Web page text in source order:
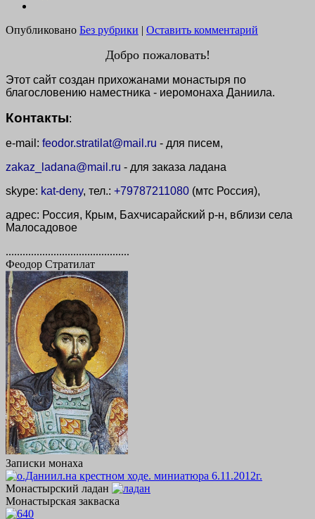
Опубликовано Без рубрики | Оставить комментарий
Добро пожаловать!
Этот сайт создан прихожанами монастыря по
благословению наместника - иеромонаха Даниила.
Контакты:
e-mail: feodor.stratilat@mail.ru - для писем,
zakaz_ladana@mail.ru - для заказа ладана
skype: kat-deny, тел.: +79787211080 (мтс Россия),
адрес: Россия, Крым, Бахчисарайский р-н, вблизи села
Малосадовое
............................................
Феодор Стратилат
Записки монаха
Монастырский ладан
Монастырская закваска